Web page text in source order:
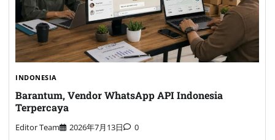
INDONESIA
Barantum, Vendor WhatsApp API Indonesia
Terpercaya
Editor Team 2026年7月13日 0